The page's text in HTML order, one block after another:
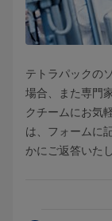
テトラパックの
場合、また専門
クチームにお気
は、フォームに
かにご返答いた